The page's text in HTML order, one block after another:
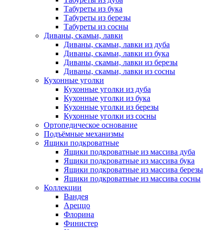
Табуреты из бука
Табуреты из березы
Табуреты из сосны
Диваны, скамьи, лавки
Диваны, скамьи, лавки из дуба
Диваны, скамьи, лавки из бука
Диваны, скамьи, лавки из березы
Диваны, скамьи, лавки из сосны
Кухонные уголки
Кухонные уголки из дуба
Кухонные уголки из бука
Кухонные уголки из березы
Кухонные уголки из сосны
Ортопедическое основание
Подъёмные механизмы
Ящики подкроватные
Ящики подкроватные из массива дуба
Ящики подкроватные из массива бука
Ящики подкроватные из массива березы
Ящики подкроватные из массива сосны
Коллекции
Вандея
Ареццо
Флорина
Финистер